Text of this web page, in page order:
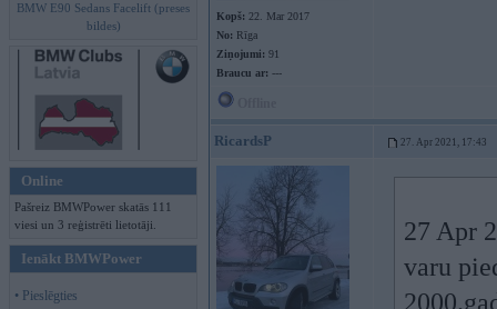
BMW E90 Sedans Facelift (preses
bildes)
Online
Pašreiz BMWPower skatās 111
viesi un 3 reģistrēti lietotāji.
Ienākt BMWPower
• Pieslēgties
Kopš: 22. Mar 2017
No: Rīga
Ziņojumi: 91
Braucu ar: ---
RicardsP 27. Apr 2021, 17:43
27 Apr
varu